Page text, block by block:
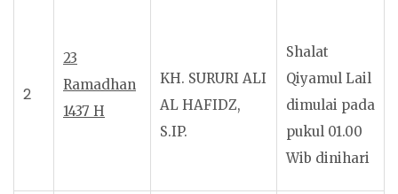
2
23
Ramadhan
1437 H
KH. SURURI ALI
AL HAFIDZ,
S.IP.
Shalat
Qiyamul Lail
dimulai pada
pukul 01.00
Wib dinihari